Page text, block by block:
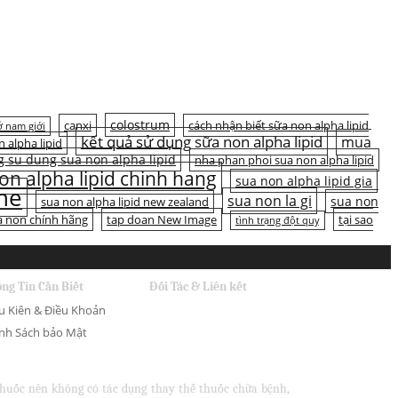
nam giới canxi colostrum
cách nhận biết sữa non alpha lipid
alpha lipid kết quả sử dụng sữa non alpha lipid
mua
su dung sua non alpha lipid
nha phan phoi sua non alpha lipid
alpha lipid chinh hang sua non alpha lipid gia
sua non alpha lipid new zealand sua non la gi
sua non
non chính hãng tap doan New Image tình trạng đột quỵ
tại sao
Tin Cần Biết
Kiên & Điều Khoản
Sách bảo Mật
Đối Tác & Liên kết
nên không có tác dụng thay thế thuốc chữa bệnh,